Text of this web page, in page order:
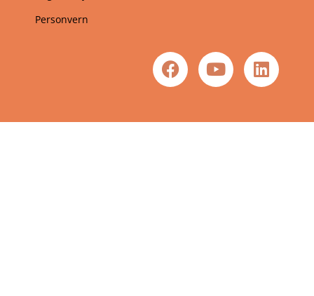
Personvern